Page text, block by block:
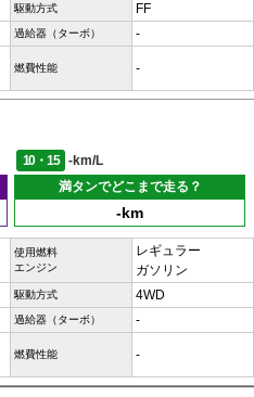
駆動方式 FF
過給器（ターボ） -
燃費性能 -
10・15
-km/L
満タンでどこまで走る？
-km
使用燃料
エンジン
レギュラー
ガソリン
駆動方式 4WD
過給器（ターボ） -
燃費性能 -